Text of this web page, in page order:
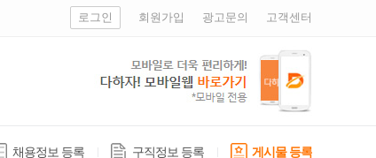
로그인 회원가입 광고문의 고객센터
채용정보 등록 구직정보 등록 게시물 등록